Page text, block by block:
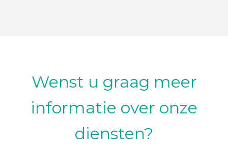
Wenst u graag meer
informatie over onze
diensten?